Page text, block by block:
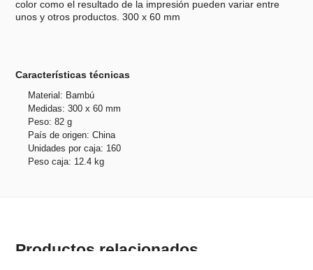
color como el resultado de la impresión pueden variar entre
unos y otros productos. 300 x 60 mm
Características técnicas
Material: Bambú
Medidas: 300 x 60 mm
Peso: 82 g
País de origen: China
Unidades por caja: 160
Peso caja: 12.4 kg
Productos relacionados